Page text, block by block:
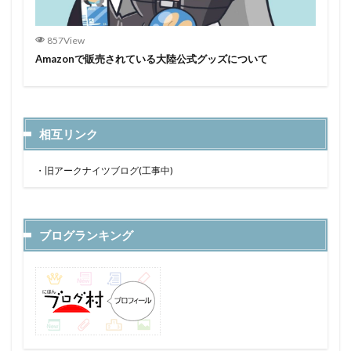
857View
Amazonで販売されている大陸公式グッズについて
相互リンク
・ 旧アークナイツブログ(工事中)
ブログランキング